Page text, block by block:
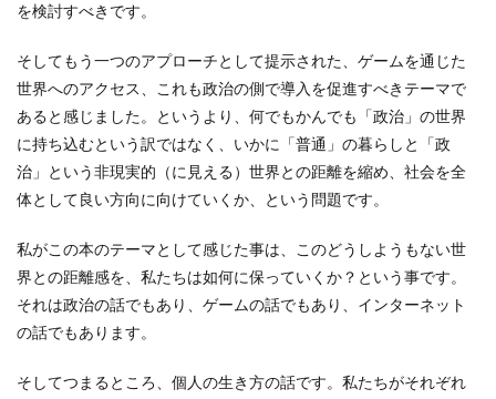
を検討すべきです。
そしてもう一つのアプローチとして提示された、ゲームを通じた
世界へのアクセス、これも政治の側で導入を促進すべきテーマで
あると感じました。というより、何でもかんでも「政治」の世界
に持ち込むという訳ではなく、いかに「普通」の暮らしと「政
治」という非現実的（に見える）世界との距離を縮め、社会を全
体として良い方向に向けていくか、という問題です。
私がこの本のテーマとして感じた事は、このどうしようもない世
界との距離感を、私たちは如何に保っていくか？という事です。
それは政治の話でもあり、ゲームの話でもあり、インターネット
の話でもあります。
そしてつまるところ、個人の生き方の話です。私たちがそれぞれ